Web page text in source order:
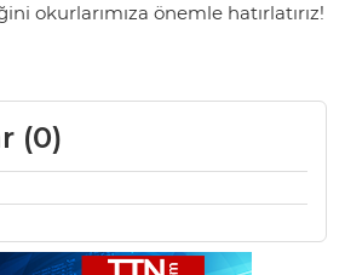
okurlarımıza önemle hatırlatırız!
(0)